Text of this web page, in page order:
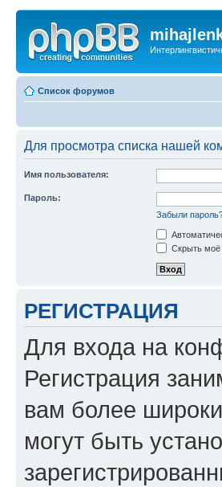
Список форумов
Для просмотра списка нашей
Имя пользователя:
Пароль:
Забыли
Скрыть моё
РЕГИСТРАЦИЯ
Для входа на
Регистрация
вам более
могут быть